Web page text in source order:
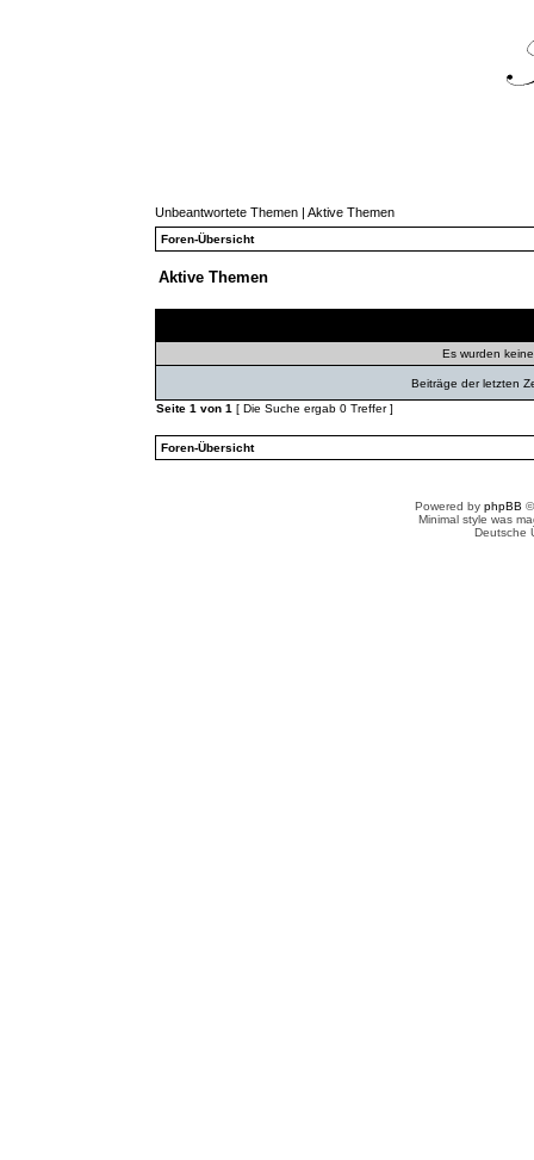
Unbeantwortete Themen | Aktive Themen
Foren-Übersicht
Aktive Themen
Es wurden
Beiträge der letzten
Seite 1 von 1 [ Die Suche ergab 0 Treffer ]
Foren-Übersicht
Powered by phpBB
Minimal style was
Deutsche